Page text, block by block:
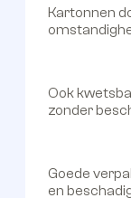
Kartonnen
Ook
zonder
Goede
en